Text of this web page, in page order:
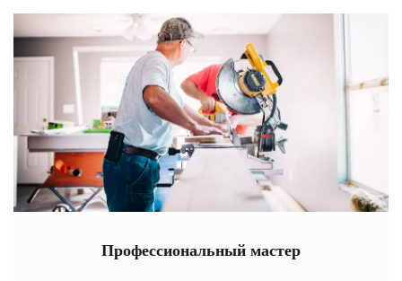
Профессиональный мастер